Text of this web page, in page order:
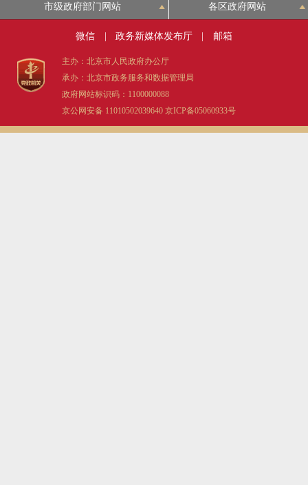
市级政府部门网站 各区政府网站
微信 政务新媒体发布厅 邮箱
主办：北京市人民政府办公厅
承办：北京市政务服务和数据管理局
政府网站标识码：1100000088
京公网安备 11010502039640 京ICP备05060933号